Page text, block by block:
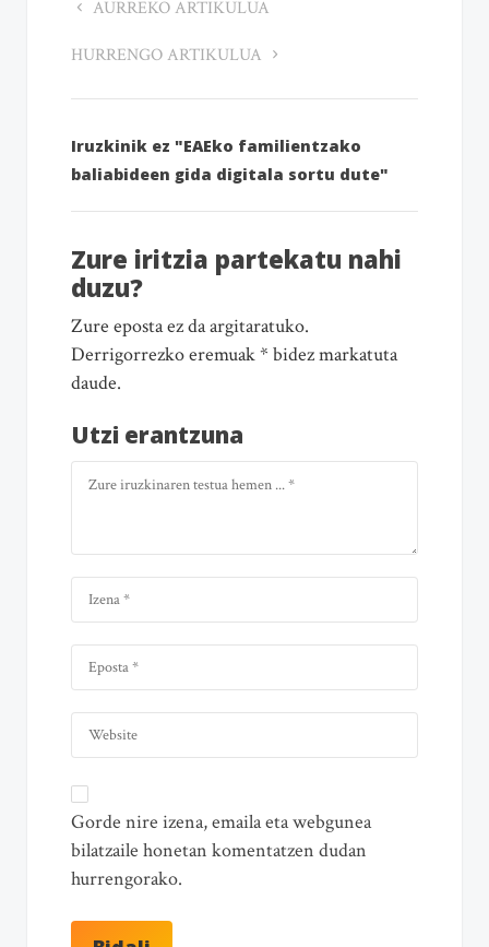
AURREKO ARTIKULUA
HURRENGO ARTIKULUA
Iruzkinik ez "EAEko familientzako
baliabideen gida digitala sortu dute"
Zure iritzia partekatu nahi
duzu?
Zure eposta ez da argitaratuko.
Derrigorrezko eremuak * bidez markatuta
daude.
Utzi erantzuna
Gorde nire izena, emaila eta webgunea
bilatzaile honetan komentatzen dudan
hurrengorako.